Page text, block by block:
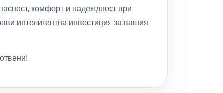
комфорт и надеждност при
интелигентна инвестиция за вашия